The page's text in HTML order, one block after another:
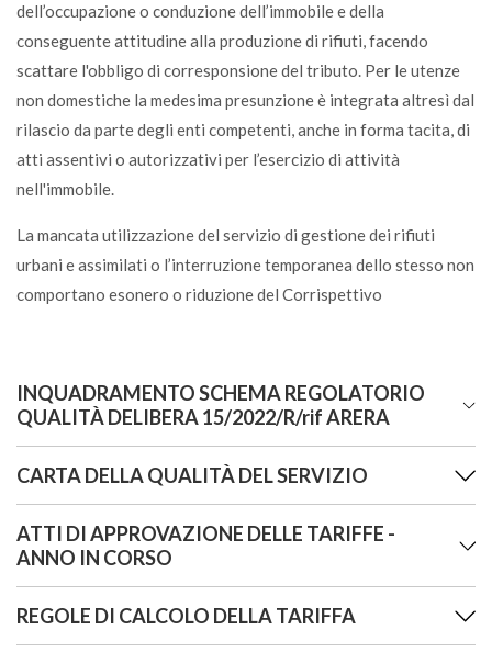
Carta assorbente da cucina unta
U
Carta da forno
Carta oleata, alluminata, plastificata
Carta vetrata, carta abrasiva
S
Cartellette per documenti in cartoncino
Cartone da imballaggio
dell’occupazione o conduzione dell’immobile e della
conseguente attitudine alla produzione di rifiuti, facendo
scattare l'obbligo di corresponsione del tributo. Per le utenze
non domestiche la medesima presunzione è integrata altresì dal
rilascio da parte degli enti competenti, anche in forma tacita, di
atti assentivi o autorizzativi per l’esercizio di attività
nell'immobile.
La mancata utilizzazione del servizio di gestione dei rifiuti
urbani e assimilati o l’interruzione temporanea dello stesso non
comportano esonero o riduzione del Corrispettivo
INQUADRAMENTO SCHEMA REGOLATORIO
QUALITÀ DELIBERA 15/2022/R/rif ARERA
Delibera Giunta Comunale n. 28 del 14/04/2022
REGOLAZIONE DELLA QUALITÀ PER IL COMUNE DI
ALLEGATO "A" ALLA DELIBERAZIONE ARERA
CARTA DELLA QUALITÀ DEL SERVIZIO
ConDelibera di Giunta Comunale n.59 del 21/09/2023
previsto dalla Delibera ARERA n.15/2022/R/rif
ATTI DI APPROVAZIONE DELLE TARIFFE -
ANNO IN CORSO
Le Tariffe sono calcolate sulla base del Piano Economico e
REGOLE DI CALCOLO DELLA TARIFFA